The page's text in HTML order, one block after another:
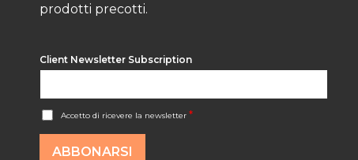
prodotti precotti.
Client Newsletter Subscription
A
c
c
Accetto di ricevere la newsletter *
ABBONARSI